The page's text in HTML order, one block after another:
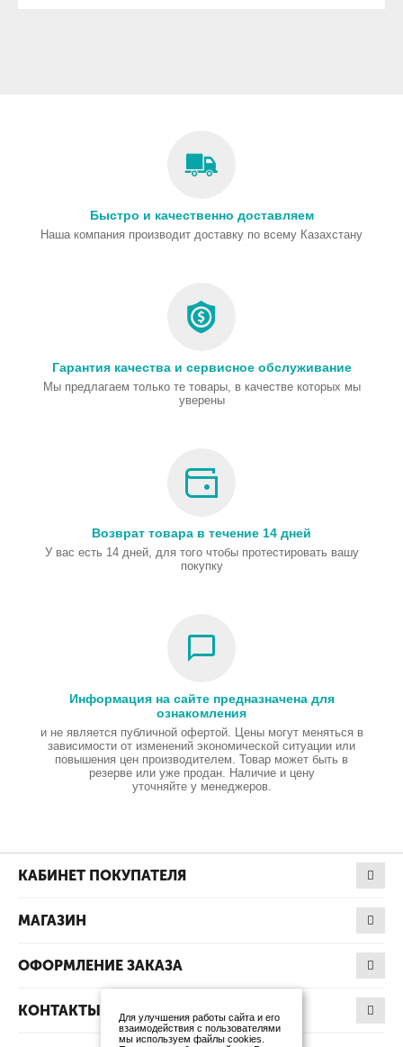
Быстро и качественно доставляем
Наша компания производит доставку по всему Казахстану
Гарантия качества и сервисное обслуживание
Мы предлагаем только те товары, в качестве которых мы
уверены
Возврат товара в течение 14 дней
У вас есть 14 дней, для того чтобы протестировать вашу
покупку
Информация на сайте предназначена для
ознакомления
и не является публичной офертой. Цены могут меняться в
зависимости от изменений экономической ситуации или
повышения цен производителем. Товар может быть в
резерве или уже продан. Наличие и цену
уточняйте у менеджеров.
КАБИНЕТ ПОКУПАТЕЛЯ
МАГАЗИН
ОФОРМЛЕНИЕ ЗАКАЗА
КОНТАКТЫ
Для улучшения работы сайта и его
взаимодействия с пользователями
мы используем файлы cookies.